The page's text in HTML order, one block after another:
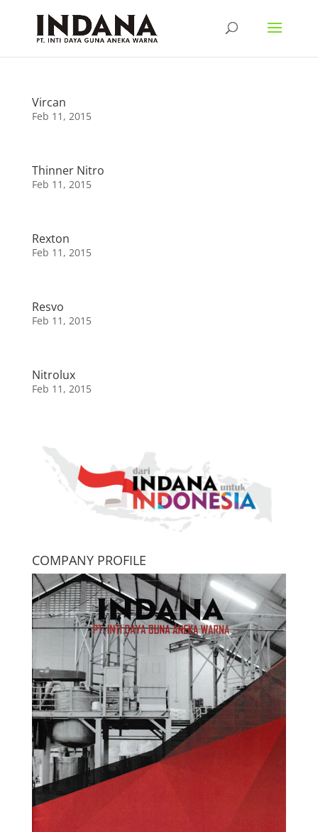
Vircan
Feb 11, 2015
Thinner Nitro
Feb 11, 2015
Rexton
Feb 11, 2015
Resvo
Feb 11, 2015
Nitrolux
Feb 11, 2015
COMPANY PROFILE